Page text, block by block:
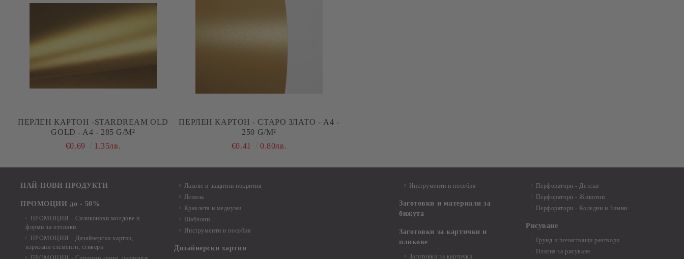
ПЕРЛЕН КАРТОН -STARDREAM OLD
GOLD - A4 - 285 G/M²
€0.69
1.35лв.
ПЕРЛЕН КАРТОН - СТАРО ЗЛАТО - А4 -
250 G/M²
€0.41
0.80лв.
НАЙ-НОВИ ПРОДУКТИ
ПРОМОЦИИ до - 50%
ПРОМОЦИИ - Силиконови молдове и
форми за отливки
ПРОМОЦИИ - Дизайнерски хартии,
изрязани елементи, стикери
Лакове и защитни покрития
Лепила
Краклета и медиуми
Шаблони
Инструменти и пособия
Дизайнерски хартии
Инструменти и пособия
Заготовки и материали за
бижута
Заготовки за картички и
пликове
Заготовки за картички
Перфоратори - Детски
Перфоратори - Животни
Перфоратори - Коледни и Зимни
Рисуване
Грунд и почистващи разтвори
Платна за рисуване